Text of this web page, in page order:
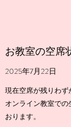
お教室の空席
2025年7月22日
現在空席が残りわず
オンライン教室で
おります。